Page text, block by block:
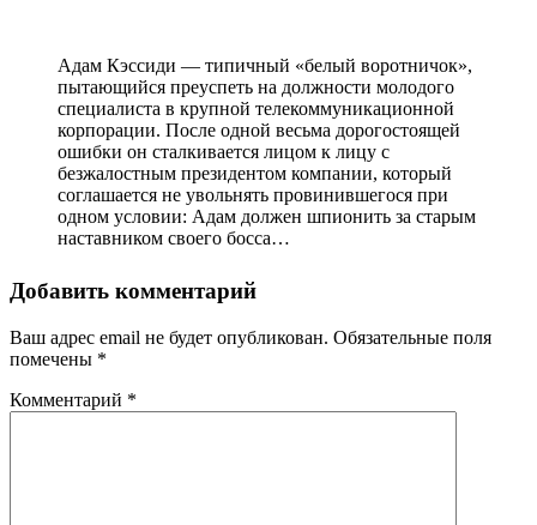
Адам Кэссиди — типичный «белый воротничок»,
пытающийся преуспеть на должности молодого
специалиста в крупной телекоммуникационной
корпорации. После одной весьма дорогостоящей
ошибки он сталкивается лицом к лицу с
безжалостным президентом компании, который
соглашается не увольнять провинившегося при
одном условии: Адам должен шпионить за старым
наставником своего босса…
Добавить комментарий
Ваш адрес email не будет опубликован. Обязательные поля
помечены *
Комментарий *